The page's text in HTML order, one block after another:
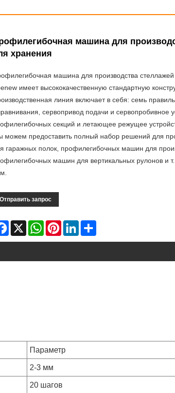
машина для
хранения
машина для производства
имеет высококачественную стандартную
линия включает в себя: семь
сервопривод подачи и сервопробивное
секций и летающее режущее
можем предоставить полный набор решений для
гаражных полок, профилегибочных машин для
машин для вертикальных рулонов и
Отправить запрос
Facebook
X WhatsAppPinterestLinkedIn
Параметр
2-3 мм
20 шагов